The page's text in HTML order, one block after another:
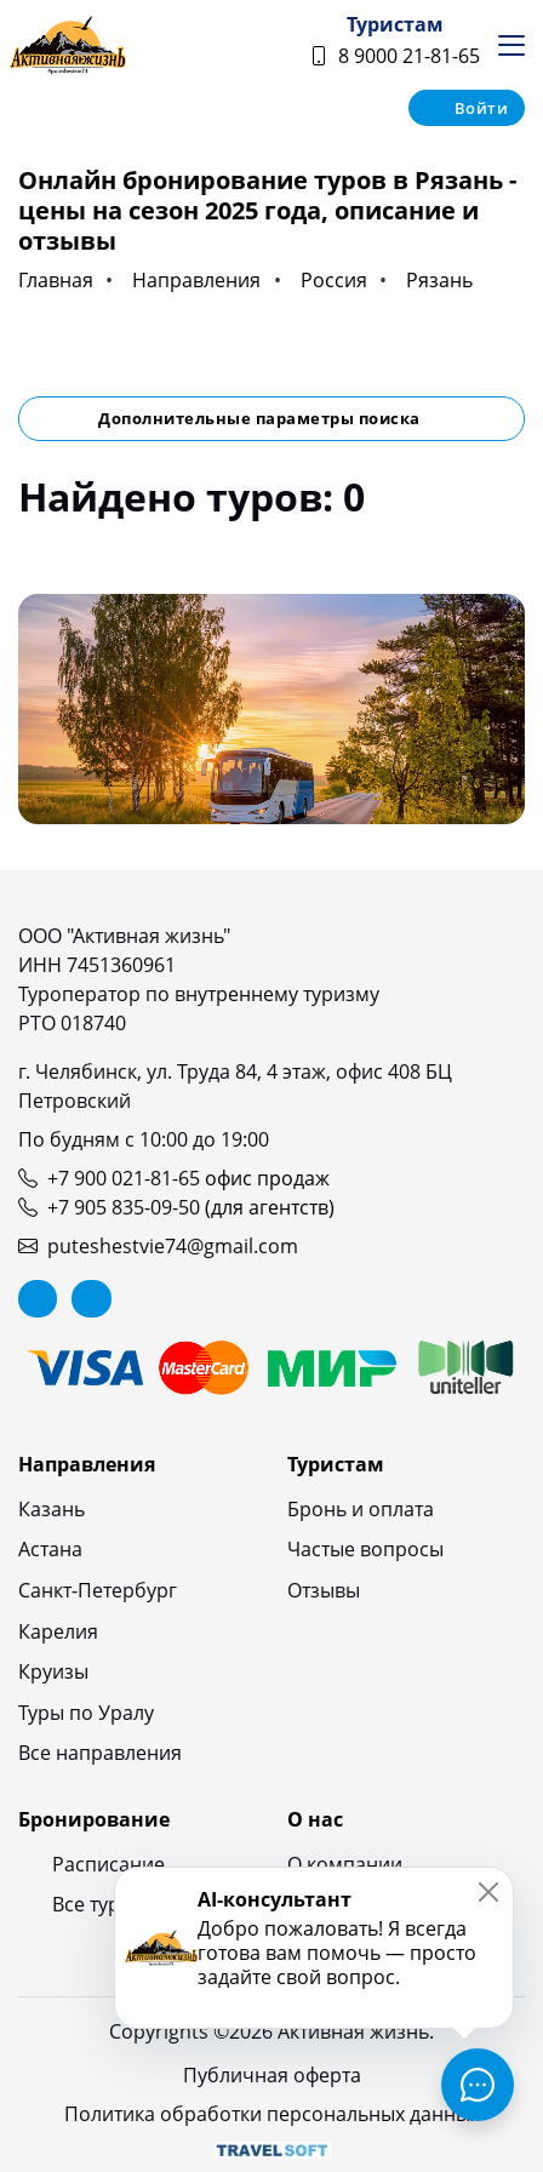
Туристам
8 9000 21-81-65
Войти
Онлайн бронирование туров в Рязань -
цены на сезон 2025 года, описание и
отзывы
Главная Направления Россия Рязань
Дополнительные параметры поиска
Найдено туров: 0
ООО "Активная жизнь"
ИНН 7451360961
Туроператор по внутреннему туризму
РТО 018740
г. Челябинск, ул. Труда 84, 4 этаж, офис 408 БЦ
Петровский
По будням с 10:00 до 19:00
+7 900 021-81-65 офис продаж
+7 905 835-09-50(для агентств)
puteshestvie74@gmail.com
Направления
Казань
Астана
Санкт-Петербург
Карелия
Круизы
Туры по Уралу
Все направления
Туристам
Бронь и оплата
Частые вопросы
Отзывы
Бронирование
Расписание
Все туры
О нас
О компании
Контакты
Новости и блог
Copyrights ©2026 Активная жизнь.
Публичная оферта
Политика обработки персональных данных
AI-консультант
Добро пожаловать! Я всегда
готова вам помочь — просто
задайте свой вопрос.